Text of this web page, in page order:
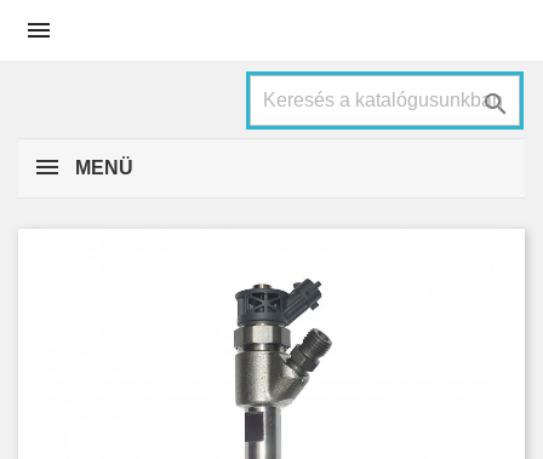


MENÜ